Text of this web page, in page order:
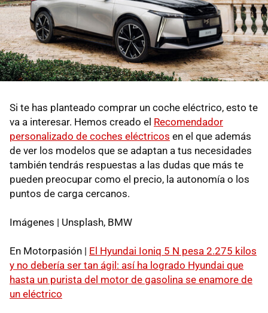
Si te has planteado comprar un coche eléctrico, esto te
va a interesar. Hemos creado el Recomendador
personalizado de coches eléctricos en el que además
de ver los modelos que se adaptan a tus necesidades
también tendrás respuestas a las dudas que más te
pueden preocupar como el precio, la autonomía o los
puntos de carga cercanos.
Imágenes | Unsplash, BMW
En Motorpasión | El Hyundai Ioniq 5 N pesa 2.275 kilos
y no debería ser tan ágil: así ha logrado Hyundai que
hasta un purista del motor de gasolina se enamore de
un eléctrico